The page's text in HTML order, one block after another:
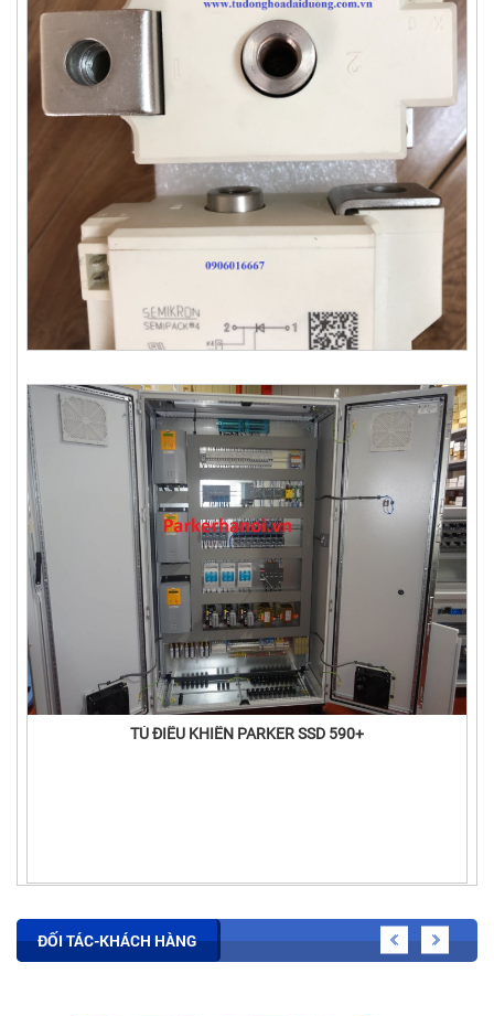
Thyristor SKET330/22E - Semikron
TỦ ĐIỀU KHIỂN PARKER SSD 590+
ĐỐI TÁC-KHÁCH HÀNG